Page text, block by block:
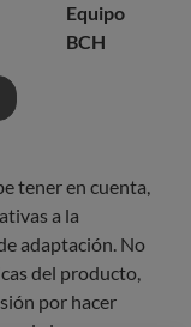
Equipo
BCH
tener en cuenta,
a la
adaptación. No
del producto,
por hacer